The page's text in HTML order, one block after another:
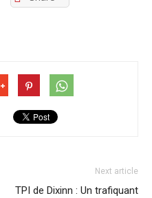
Next article
TPI de Dixinn : Un trafiquant